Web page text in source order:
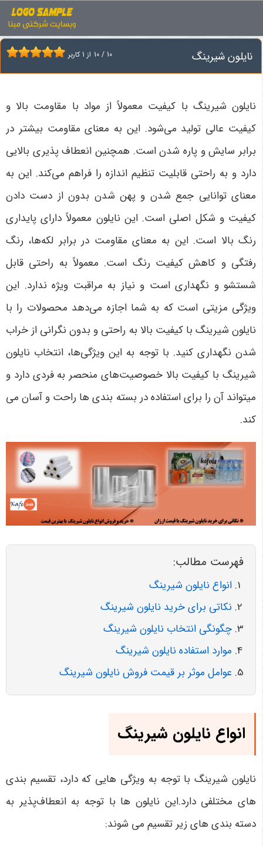
نایلون شیرینگ 10 / 10 از 1 کاربر
نایلون شیرینگ با کیفیت معمولاً از مواد با مقاومت بالا و
کیفیت عالی تولید می‌شود. این به معنای مقاومت بیشتر در
برابر سایش و پاره شدن است. همچنین انعطاف‌ پذیری بالایی
دارد و به راحتی قابلیت تنظیم اندازه را فراهم می‌کند. این به
معنای توانایی جمع شدن و پهن شدن بدون از دست دادن
کیفیت و شکل اصلی است. این نایلون معمولاً دارای پایداری
رنگ بالا است. این به معنای مقاومت در برابر لکه‌ها، رنگ
‌رفتگی و کاهش کیفیت رنگ است. معمولاً به راحتی قابل
شستشو و نگهداری است و نیاز به مراقبت ویژه ندارد. این
ویژگی مزیتی است که به شما اجازه می‌دهد محصولات را با
نایلون شیرینگ با کیفیت بالا به راحتی و بدون نگرانی از خراب
شدن نگهداری کنید. با توجه به این ویژگی‌ها، انتخاب نایلون
شیرینگ با کیفیت بالا خصوصیت‌های منحصر به فردی دارد و
میتواند آن را برای استفاده در بسته بندی ها راحت و آسان می
کند.
فهرست مطالب:
انواع نایلون شیرینگ
نکاتی برای خرید نایلون شیرینگ
چگونگی انتخاب نایلون شیرینگ
موارد استفاده نایلون شیرینگ
عوامل موثر بر قیمت فروش نایلون شیرینگ
انواع نایلون شیرینگ
نایلون شیرینگ با توجه به ویژگی هایی که دارد، تقسیم بندی
های مختلفی دارد.این نایلون ها با توجه به انعطاف‌پذیر به
دسته بندی های زیر تقسیم می شوند: